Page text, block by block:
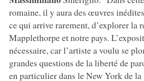
romaine, il y aura des œuvres
ce qui arrive rarement, d’explorer la
Mapplethorpe et notre pays.
nécessaire, car l’artiste a voulu se
grandes questions de la liberté de
en particulier dans le New York de la